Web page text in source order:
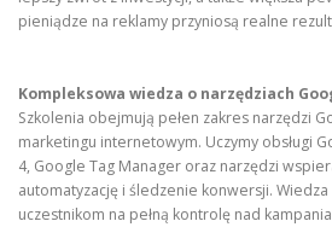
pieniądze na reklamy przyniosą realne
Kompleksowa wiedza o narzędziach
Szkolenia obejmują pełen zakres narzędzi
marketingu internetowym. Uczymy obsługi
4, Google Tag Manager oraz narzędzi
automatyzację i śledzenie konwersji.
uczestnikom na pełną kontrolę nad